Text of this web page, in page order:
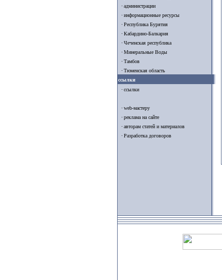
администрации
информационные ресурсы
Республика Бурятия
Кабардино-Балкария
Чеченская республика
Минеральные Воды
Тамбов
Тюменская область
ссылки
ссылки
web-мастеру
реклама на сайте
авторам статей и материалов
Разработка договоров